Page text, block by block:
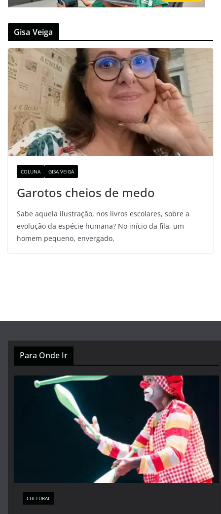
Gisa Veiga
COLUNA GISA VEIGA
Garotos cheios de medo
Sabe aquela ilustração, nos livros escolares, sobre a
evolução da espécie humana? No início da fila, um
homem pequeno, envergado,
Para Onde Ir
CULTURAL